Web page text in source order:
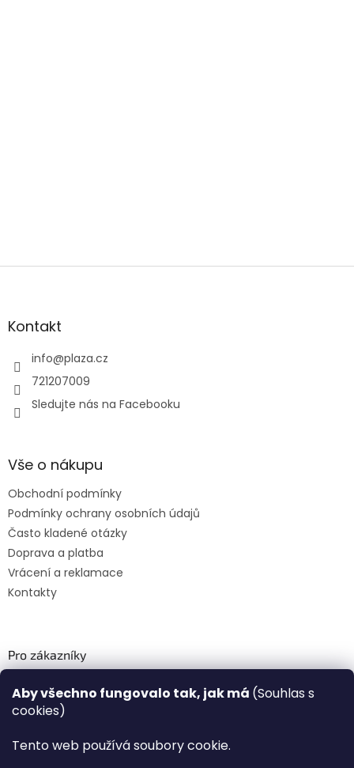
Aby všechno fungovalo tak, jak má (Souhlas s
cookies)
Tento web používá soubory cookie.
Kontakt
info@plaza.cz
721207009
Sledujte nás na Facebooku
Vše o nákupu
Obchodní podmínky
Podmínky ochrany osobních údajů
Často kladené otázky
Doprava a platba
Vrácení a reklamace
Kontakty
Pro zákazníky
Recenze ✅
Věrnostní program PLAZA Bonus™
Plaza.cz slevové kódy a kupóny